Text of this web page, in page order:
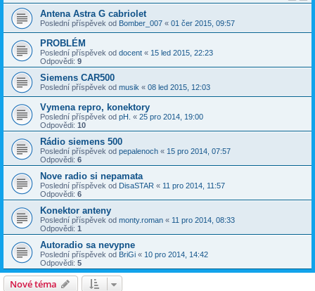
Antena Astra G cabriolet
Poslední příspěvek od Bomber_007 « 01 čer 2015, 09:57
PROBLÉM
Poslední příspěvek od docent « 15 led 2015, 22:23
Odpovědi: 9
Siemens CAR500
Poslední příspěvek od musik « 08 led 2015, 12:03
Vymena repro, konektory
Poslední příspěvek od pH. « 25 pro 2014, 19:00
Odpovědi: 10
Rádio siemens 500
Poslední příspěvek od pepalenoch « 15 pro 2014, 07:57
Odpovědi: 6
Nove radio si nepamata
Poslední příspěvek od DisaSTAR « 11 pro 2014, 11:57
Odpovědi: 6
Konektor anteny
Poslední příspěvek od monty.roman « 11 pro 2014, 08:33
Odpovědi: 1
Autoradio sa nevypne
Poslední příspěvek od BriGi « 10 pro 2014, 14:42
Odpovědi: 5
Nové téma